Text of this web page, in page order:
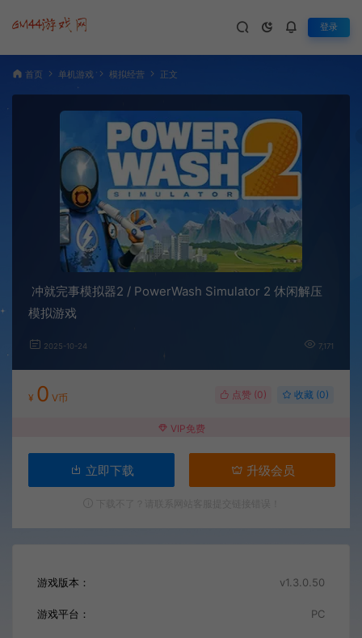
登录
首页 单机游戏 模拟经营 正文
冲就完事模拟器2 / PowerWash Simulator 2 休闲解压
模拟游戏
2025-10-24 7,171
¥ 0 V币 点赞 (0) 收藏 (0)
VIP免费
立即下载 升级会员
游戏版本： v1.3.0.50
游戏平台： PC